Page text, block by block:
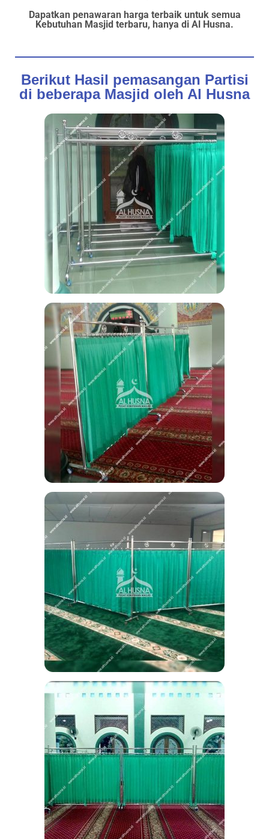
Dapatkan penawaran harga terbaik untuk semua
Kebutuhan Masjid terbaru, hanya di Al Husna.
Berikut Hasil pemasangan Partisi
di beberapa Masjid oleh Al Husna